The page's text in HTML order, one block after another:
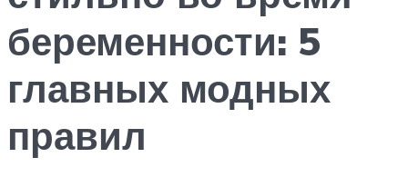
беременности: 5
главных модных
правил